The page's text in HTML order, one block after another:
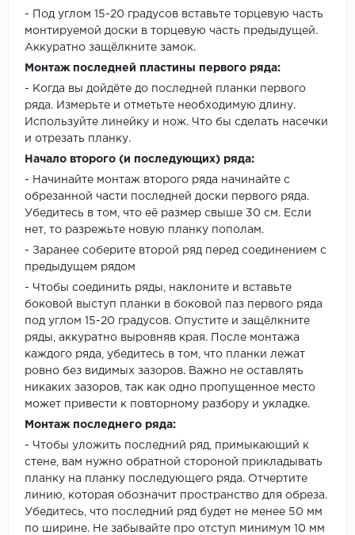
- Под углом 15-20 градусов вставьте торцевую часть
монтируемой доски в торцевую часть предыдущей.
Аккуратно защёлкните замок.
Монтаж последней пластины первого ряда:
- Когда вы дойдёте до последней планки первого
ряда. Измерьте и отметьте необходимую длину.
Используйте линейку и нож. Что бы сделать насечки
и отрезать планку.
Начало второго (и последующих) ряда:
- Начинайте монтаж второго ряда начинайте с
обрезанной части последней доски первого ряда.
Убедитесь в том, что её размер свыше 30 см. Если
нет, то разрежьте новую планку пополам.
- Заранее соберите второй ряд перед соединением с
предыдущем рядом
- Чтобы соединить ряды, наклоните и вставьте
боковой выступ планки в боковой паз первого ряда
под углом 15-20 градусов. Опустите и защёлкните
ряды, аккуратно выровняв края. После монтажа
каждого ряда, убедитесь в том, что планки лежат
ровно без видимых зазоров. Важно не оставлять
никаких зазоров, так как одно пропущенное место
может привести к повторному разбору и укладке.
Монтаж последнего ряда:
- Чтобы уложить последний ряд, примыкающий к
стене, вам нужно обратной стороной прикладывать
планку на планку последующего ряда. Отчертите
линию, которая обозначит пространство для обреза.
Убедитесь, что последний ряд будет не менее 50 мм
по ширине. Не забывайте про отступ минимум 10 мм